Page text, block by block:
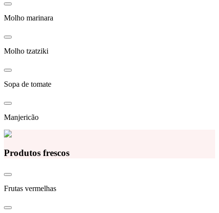
Molho marinara
Molho tzatziki
Sopa de tomate
Manjericão
Produtos frescos
Frutas vermelhas